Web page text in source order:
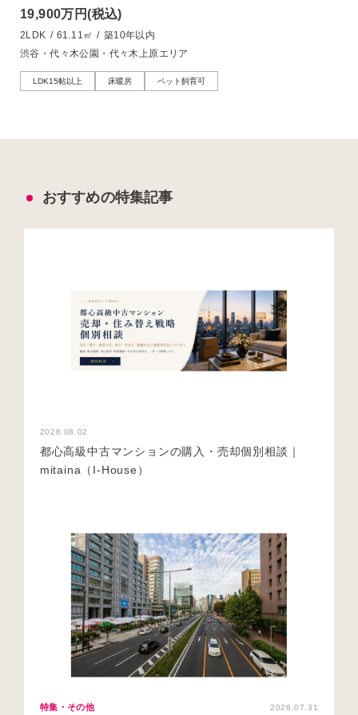
19,900万円(税込)
2LDK / 61.11㎡ / 築10年以内
渋谷・代々木公園・代々木上原エリア
LDK15帖以上 床暖房 ペット飼育可
おすすめの特集記事
2026.08.02
都心高級中古マンションの購入・売却個別相談｜
mitaina（I-House）
特集・その他 2026.07.31